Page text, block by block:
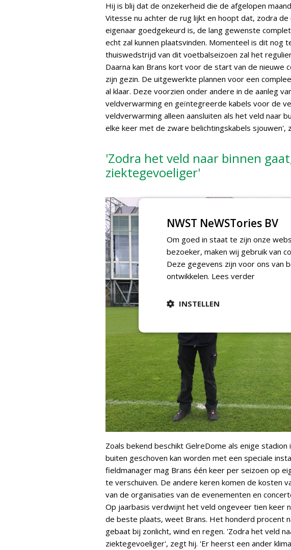
Hij is blij dat de onzekerheid die de afgelopen
Vitesse nu achter de rug lijkt en hoopt dat, zodra
eigenaar goedgekeurd is, de lang gewenste
echt zal kunnen plaatsvinden. Momenteel is dit nog
thuiswedstrijd van dit voetbalseizoen zal het
Daarna kan Brans kort voor de start van de nieuwe
zijn gezin. De uitgewerkte plannen voor een
al klaar. Deze voorzien onder andere in de aanleg
veldverwarming en geïntegreerde kabels voor de
veldverwarming alleen aansluiten als het veld naar
elke keer met de zware belichtingskabels sjouwen',
'Zodra het veld naar binnen
ziektegevoeliger'
Zoals bekend beschikt GelreDome als enige
buiten geschoven kan worden met een speciale
fieldmanager mag Brans één keer per seizoen op
te verschuiven. De andere keren komen de kosten
van de organisaties van de evenementen en
Op jaarbasis verdwijnt het veld ongeveer tien keer
de beste plaats, weet Brans. Het honderd procent
gebaat bij zonlicht, wind en regen. 'Zodra het veld
ziektegevoeliger', zegt hij. 'Er heerst een ander
NWST NeWSTories BV
Om goed in staat te zijn onze
bezoeker, maken wij gebruik van
Deze gegevens zijn voor ons van
ontwikkelen. Lees verder
INSTELLEN